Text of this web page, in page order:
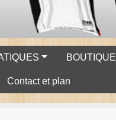
BOUTIQUE
Contact et plan